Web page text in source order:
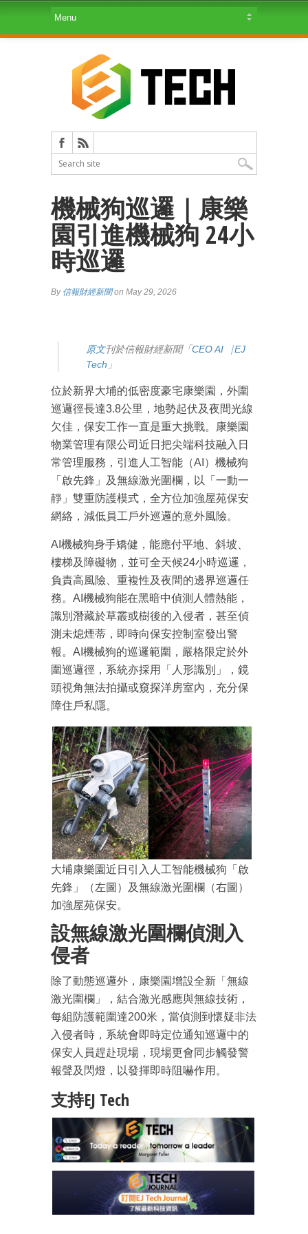
機械狗巡邏｜康樂
園引進機械狗 24小
時巡邏
By 信報財經新聞on May 29, 2026
原文刊於信報財經新聞「CEO AI⎹ EJ
Tech 」
位於新界大埔的低密度豪宅康樂園，外圍
巡邏徑長達3.8公里，地勢起伏及夜間光線
欠佳，保安工作一直是重大挑戰。康樂園
物業管理有限公司近日把尖端科技融入日
常管理服務，引進人工智能（AI）機械狗
「啟先鋒」及無線激光圍欄，以「一動一
靜」雙重防護模式，全方位加強屋苑保安
網絡，減低員工戶外巡邏的意外風險。
AI機械狗身手矯健，能應付平地、斜坡、
樓梯及障礙物，並可全天候24小時巡邏，
負責高風險、重複性及夜間的邊界巡邏任
務。AI機械狗能在黑暗中偵測人體熱能，
識別潛藏於草叢或樹後的入侵者，甚至偵
測未熄煙蒂，即時向保安控制室發出警
報。AI機械狗的巡邏範圍，嚴格限定於外
圍巡邏徑，系統亦採用「人形識別」，鏡
頭視角無法拍攝或窺探洋房室內，充分保
障住戶私隱。
大埔康樂園近日引入人工智能機械狗「啟
先鋒」（左圖）及無線激光圍欄（右圖）
加強屋苑保安。
設無線激光圍欄偵測入
侵者
除了動態巡邏外，康樂園增設全新「無線
激光圍欄」，結合激光感應與無線技術，
每組防護範圍達200米，當偵測到懷疑非法
入侵者時，系統會即時定位通知巡邏中的
保安人員趕赴現場，現場更會同步觸發警
報聲及閃燈，以發揮即時阻嚇作用。
支持EJ Tech
成為 EJ Tech 會員
最新資訊（附創業懶人包），直達郵
箱！